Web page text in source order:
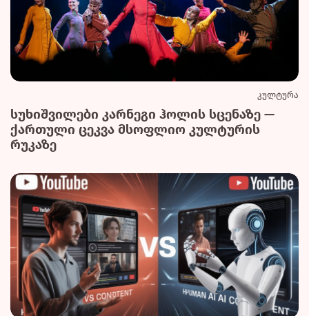
კულტურა
სუხიშვილები კარნეგი ჰოლის სცენაზე —
ქართული ცეკვა მსოფლიო კულტურის
რუკაზე